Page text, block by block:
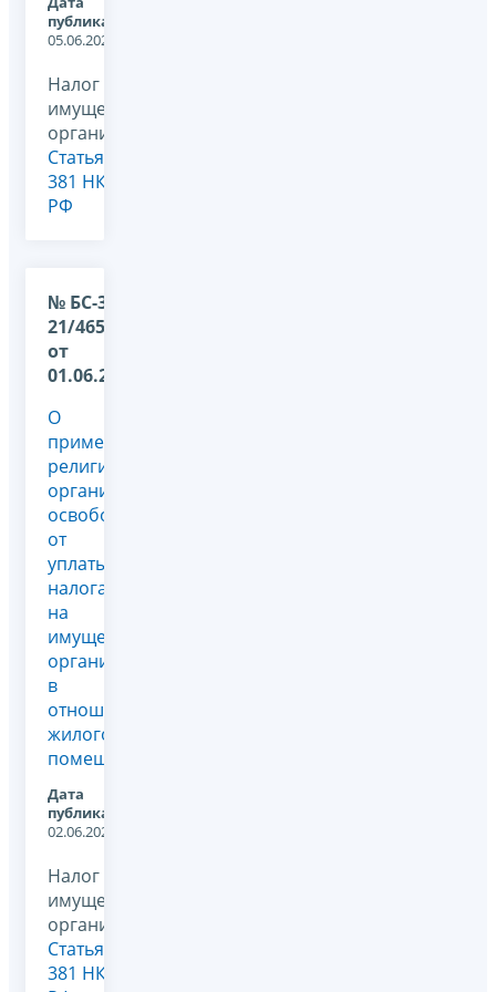
публикации:
05.06.2026
Налог на
имущество
организаций,
Статья
381 НК
РФ
№ БС-36-
21/4656@
от
01.06.2026
О
применении
религиозной
организацией
освобождения
от
уплаты
налога
на
имущество
организаций
в
отношении
жилого
помещения
Дата
публикации:
02.06.2026
Налог на
имущество
организаций,
Статья
381 НК